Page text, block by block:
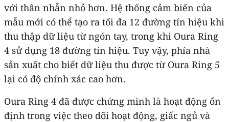
với thân nhẫn nhỏ hơn. Hệ thống cảm biến của
mẫu mới có thể tạo ra tối đa 12 đường tín hiệu khi
thu thập dữ liệu từ ngón tay, trong khi Oura Ring
4 sử dụng 18 đường tín hiệu. Tuy vậy, phía nhà
sản xuất cho biết dữ liệu thu được từ Oura Ring 5
lại có độ chính xác cao hơn.
Oura Ring 4 đã được chứng minh là hoạt động ổn
định trong việc theo dõi hoạt động, giấc ngủ và